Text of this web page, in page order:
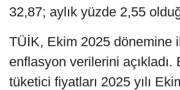
32,87; aylık yüzde 2,55
TÜİK, Ekim 2025 dönemine
enflasyon verilerini açıkladı.
tüketici fiyatları 2025 yılı